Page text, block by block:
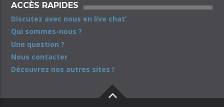
ACCÈS RAPIDES
Discutez avec nous en live chat’
Qui sommes-nous ?
Une question ?
Nous contacter
Découvrez nos autres sites !